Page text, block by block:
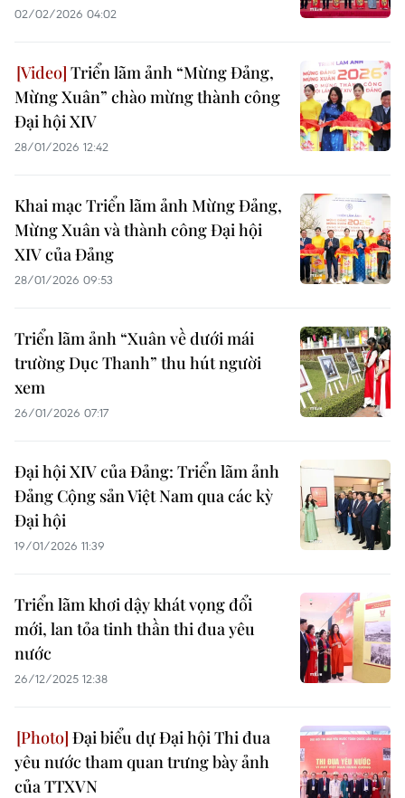
02/02/2026 04:02
Triển lãm ảnh “Mừng Đảng,
Mừng Xuân” chào mừng thành công
Đại hội XIV
28/01/2026 12:42
Khai mạc Triển lãm ảnh Mừng Đảng,
Mừng Xuân và thành công Đại hội
XIV của Đảng
28/01/2026 09:53
Triển lãm ảnh “Xuân về dưới mái
trường Dục Thanh” thu hút người
xem
26/01/2026 07:17
Đại hội XIV của Đảng: Triển lãm ảnh
Đảng Cộng sản Việt Nam qua các kỳ
Đại hội
19/01/2026 11:39
Triển lãm khơi dậy khát vọng đổi
mới, lan tỏa tinh thần thi đua yêu
nước
26/12/2025 12:38
Đại biểu dự Đại hội Thi đua
yêu nước tham quan trưng bày ảnh
của TTXVN